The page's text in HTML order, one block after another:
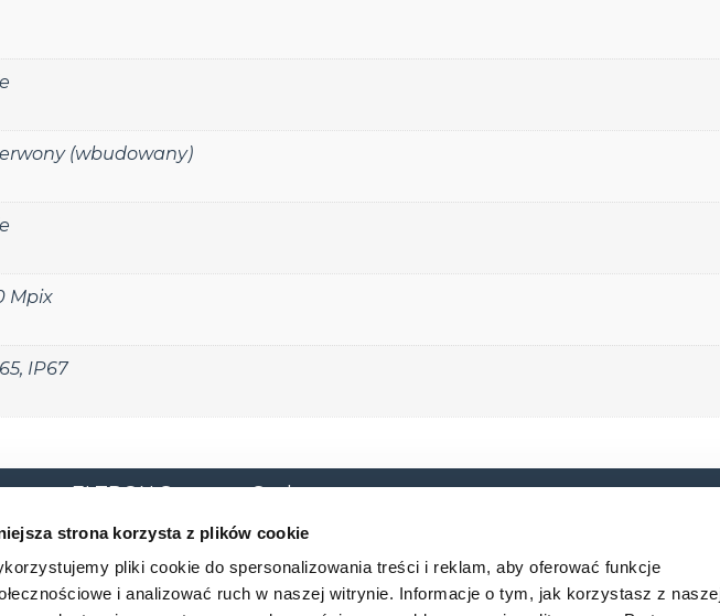
strona korzysta z plików cookie
pliki cookie do spersonalizowania treści i reklam, aby oferować funkcje
i analizować ruch w naszej witrynie. Informacje o tym, jak korzystasz z
(wbudowany)
Mpix
, IP67
ELTRON Sp. z o. o. Sp. k.
ul. Brodzka 10B
54-103 Wrocław